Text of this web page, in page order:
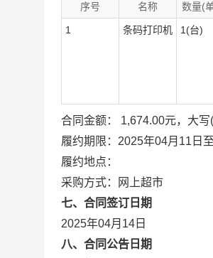
序号 名称 数量(
1 条码打印机 1(台)
合同金额： 1,674.00元，大
履约期限：2025年04月11日
履约地点：
采购方式：网上超市
七、合同签订日期
2025年04月14日
八、合同公告日期